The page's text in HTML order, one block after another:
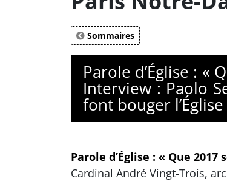
Sommaires
Parole d’Église :
Interview : Paolo
font bouger
Parole d’Église : « Que
Cardinal André Vingt-Trois,